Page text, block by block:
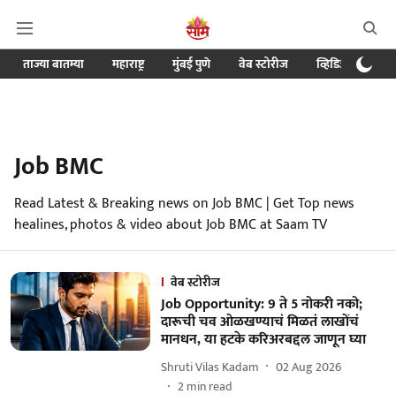
ताज्या बातम्या महाराष्ट्र मुंबई पुणे वेब स्टोरीज व्हिडिओ
Job BMC
Read Latest & Breaking news on Job BMC | Get Top news
healines, photos & video about Job BMC at Saam TV
वेब स्टोरीज
Job Opportunity: 9 ते 5 नोकरी नको;
दारूची चव ओळखण्याचं मिळतं लाखोंचं
मानधन, या हटके करिअरबद्दल जाणून घ्या
Shruti Vilas Kadam
02 Aug 2026
2min read